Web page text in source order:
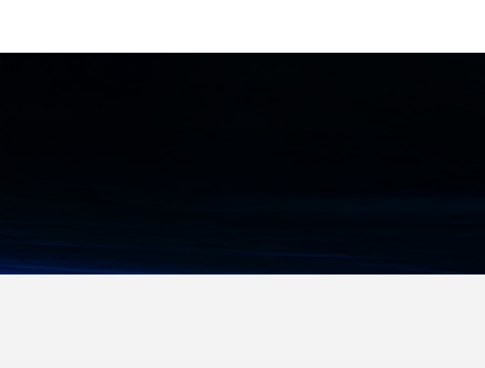
の誤脱事故防止 ●赤・青のカラーケ